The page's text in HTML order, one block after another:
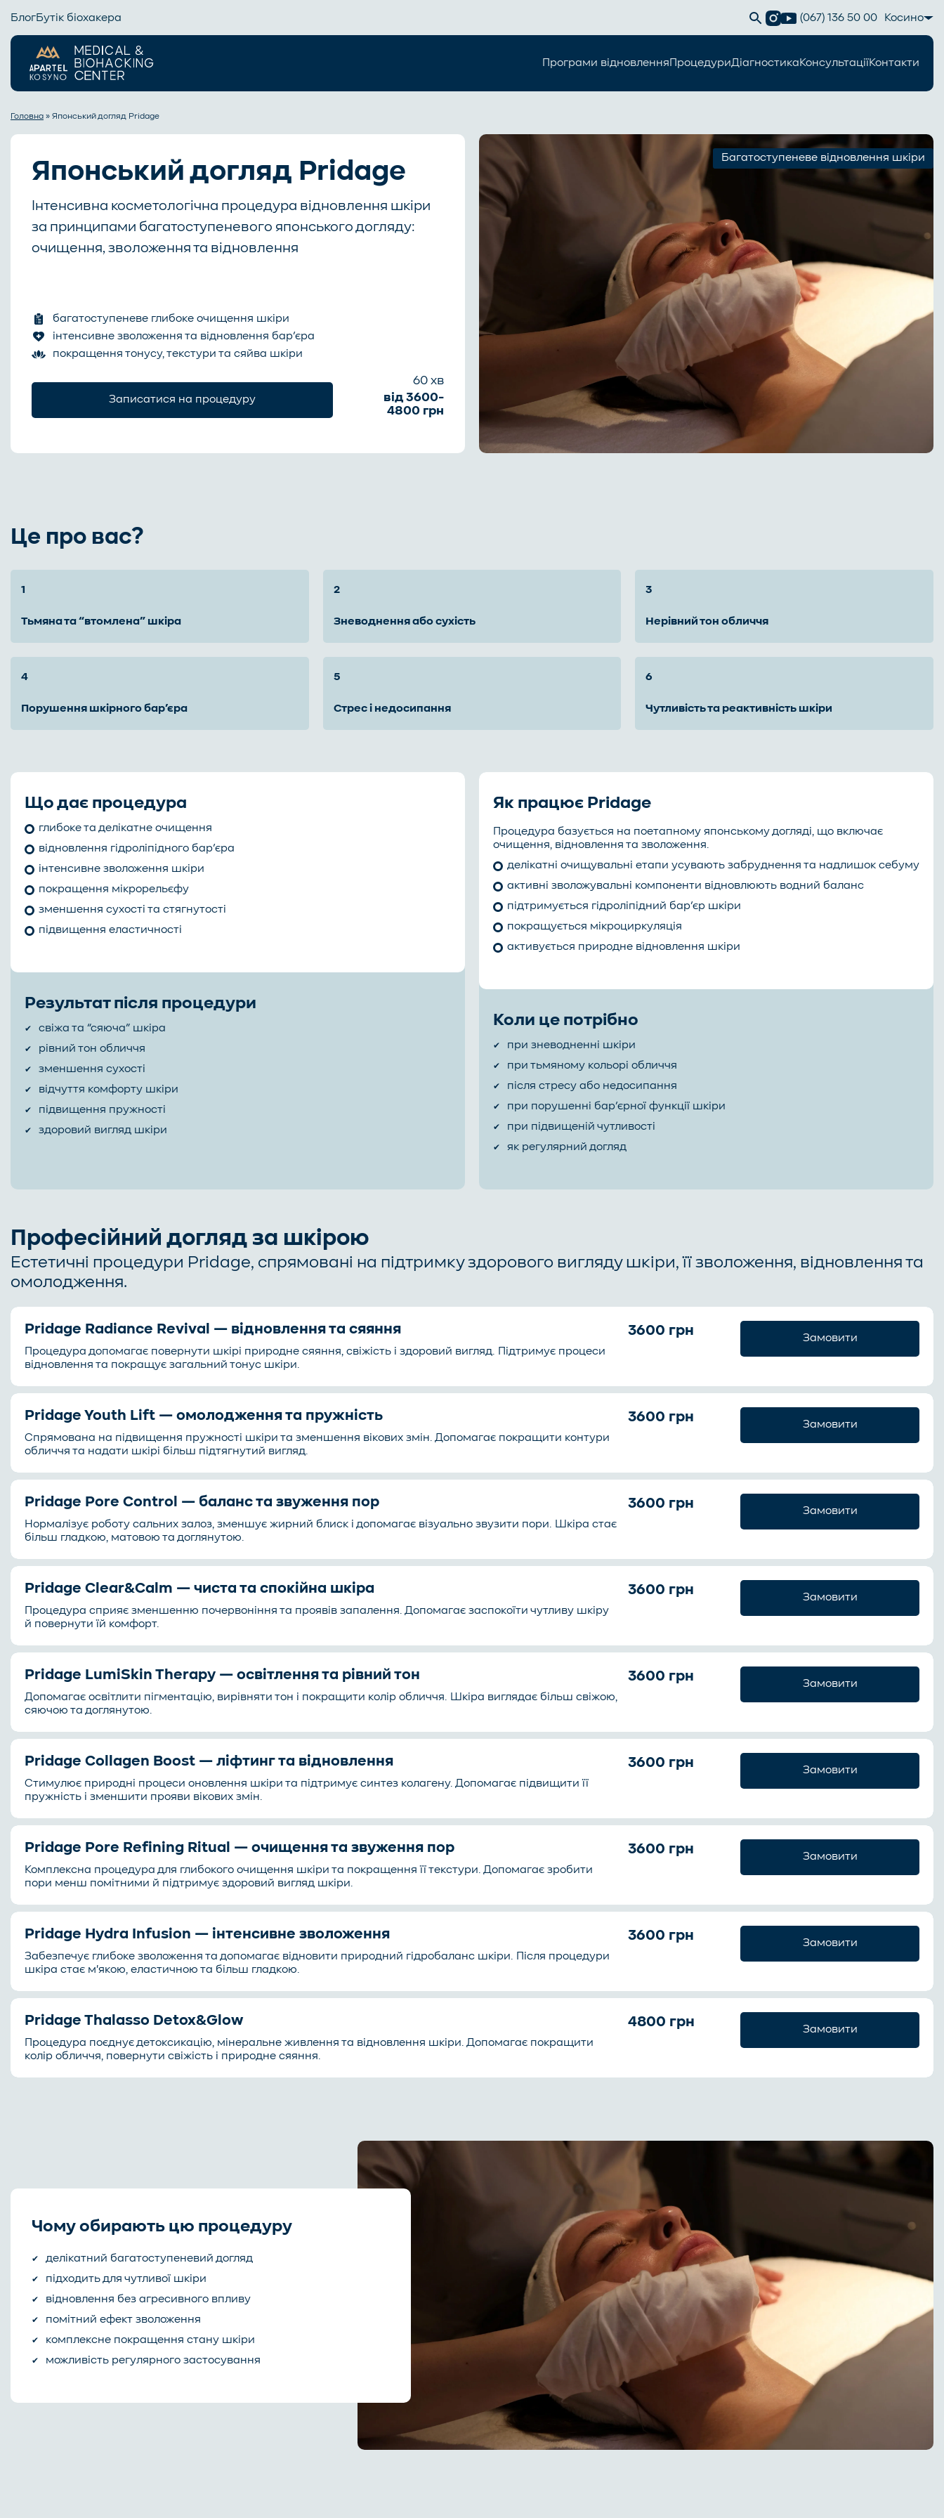
БлогБутік біохакера (067) 136 50 00 Косино
Програми відновленняПроцедуриДіагностикаКонсультаціїКонтакти
Головна » Японський догляд Pridage
Японський догляд Pridage
Інтенсивна косметологічна процедура відновлення шкіри
за принципами багатоступеневого японського догляду:
очищення, зволоження та відновлення
багатоступеневе глибоке очищення шкіри
інтенсивне зволоження та відновлення бар’єра
покращення тонусу, текстури та сяйва шкіри
Записатися на процедуру
60 хв
від 3600-
4800 грн
Багатоступеневе відновлення шкіри
Це про вас?
тьмяна та “втомлена” шкіра зневоднення або сухість нерівний тон обличчя
порушення шкірного бар’єра стрес і недосипання чутливість та реактивність шкіри
Що дає процедура
глибоке та делікатне очищення
відновлення гідроліпідного бар’єра
інтенсивне зволоження шкіри
покращення мікрорельєфу
зменшення сухості та стягнутості
підвищення еластичності
Результат після процедури
свіжа та “сяюча” шкіра
рівний тон обличчя
зменшення сухості
відчуття комфорту шкіри
підвищення пружності
здоровий вигляд шкіри
Як працює Pridage
Процедура базується на поетапному японському догляді, що включає
очищення, відновлення та зволоження.
делікатні очищувальні етапи усувають забруднення та надлишок себуму
активні зволожувальні компоненти відновлюють водний баланс
підтримується гідроліпідний бар’єр шкіри
покращується мікроциркуляція
активується природне відновлення шкіри
Коли це потрібно
при зневодненні шкіри
при тьмяному кольорі обличчя
після стресу або недосипання
при порушенні бар’єрної функції шкіри
при підвищеній чутливості
як регулярний догляд
Професійний догляд за шкірою
Естетичні процедури Pridage, спрямовані на підтримку здорового вигляду шкіри, її зволоження, відновлення та
омолодження.
Pridage Radiance Revival — відновлення та сяяння
Процедура допомагає повернути шкірі природне сяяння, свіжість і здоровий вигляд. Підтримує процеси
відновлення та покращує загальний тонус шкіри.
3600 грн Замовити
Pridage Youth Lift — омолодження та пружність
Спрямована на підвищення пружності шкіри та зменшення вікових змін. Допомагає покращити контури
обличчя та надати шкірі більш підтягнутий вигляд.
3600 грн Замовити
Pridage Pore Control — баланс та звуження пор
Нормалізує роботу сальних залоз, зменшує жирний блиск і допомагає візуально звузити пори. Шкіра стає
більш гладкою, матовою та доглянутою.
3600 грн Замовити
Pridage Clear&Calm — чиста та спокійна шкіра
Процедура сприяє зменшенню почервоніння та проявів запалення. Допомагає заспокоїти чутливу шкіру
й повернути їй комфорт.
3600 грн Замовити
Pridage LumiSkin Therapy — освітлення та рівний тон
Допомагає освітлити пігментацію, вирівняти тон і покращити колір обличчя. Шкіра виглядає більш свіжою,
сяючою та доглянутою.
3600 грн Замовити
Pridage Collagen Boost — ліфтинг та відновлення
Стимулює природні процеси оновлення шкіри та підтримує синтез колагену. Допомагає підвищити її
пружність і зменшити прояви вікових змін.
3600 грн Замовити
Pridage Pore Refining Ritual — очищення та звуження пор
Комплексна процедура для глибокого очищення шкіри та покращення її текстури. Допомагає зробити
пори менш помітними й підтримує здоровий вигляд шкіри.
3600 грн Замовити
Pridage Hydra Infusion — інтенсивне зволоження
Забезпечує глибоке зволоження та допомагає відновити природний гідробаланс шкіри. Після процедури
шкіра стає м'якою, еластичною та більш гладкою.
3600 грн Замовити
Pridage Thalasso Detox&Glow
Процедура поєднує детоксикацію, мінеральне живлення та відновлення шкіри. Допомагає покращити
колір обличчя, повернути свіжість і природне сяяння.
4800 грн Замовити
Чому обирають цю процедуру
делікатний багатоступеневий догляд
підходить для чутливої шкіри
відновлення без агресивного впливу
помітний ефект зволоження
комплексне покращення стану шкіри
можливість регулярного застосування